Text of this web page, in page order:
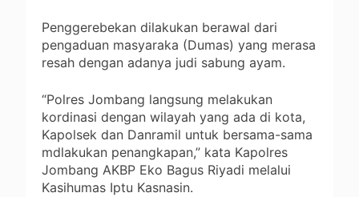
Penggerebekan dilakukan berawal dari
pengaduan masyaraka (Dumas) yang merasa
resah dengan adanya judi sabung ayam.
“Polres Jombang langsung melakukan
kordinasi dengan wilayah yang ada di kota,
Kapolsek dan Danramil untuk bersama-sama
mdlakukan penangkapan,” kata Kapolres
Jombang AKBP Eko Bagus Riyadi melalui
Kasihumas Iptu Kasnasin.